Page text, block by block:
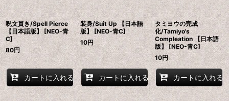
呪文貫き/Spell Pierce
【日本語版】 [NEO-青
C]
80円
カートに入れる
装身/Suit Up 【日本語
版】 [NEO-青C]
10円
カートに入れる
タミヨウの完成
化/Tamiyo's
Compleation 【日本語
版】 [NEO-青C]
10円
カートに入れる